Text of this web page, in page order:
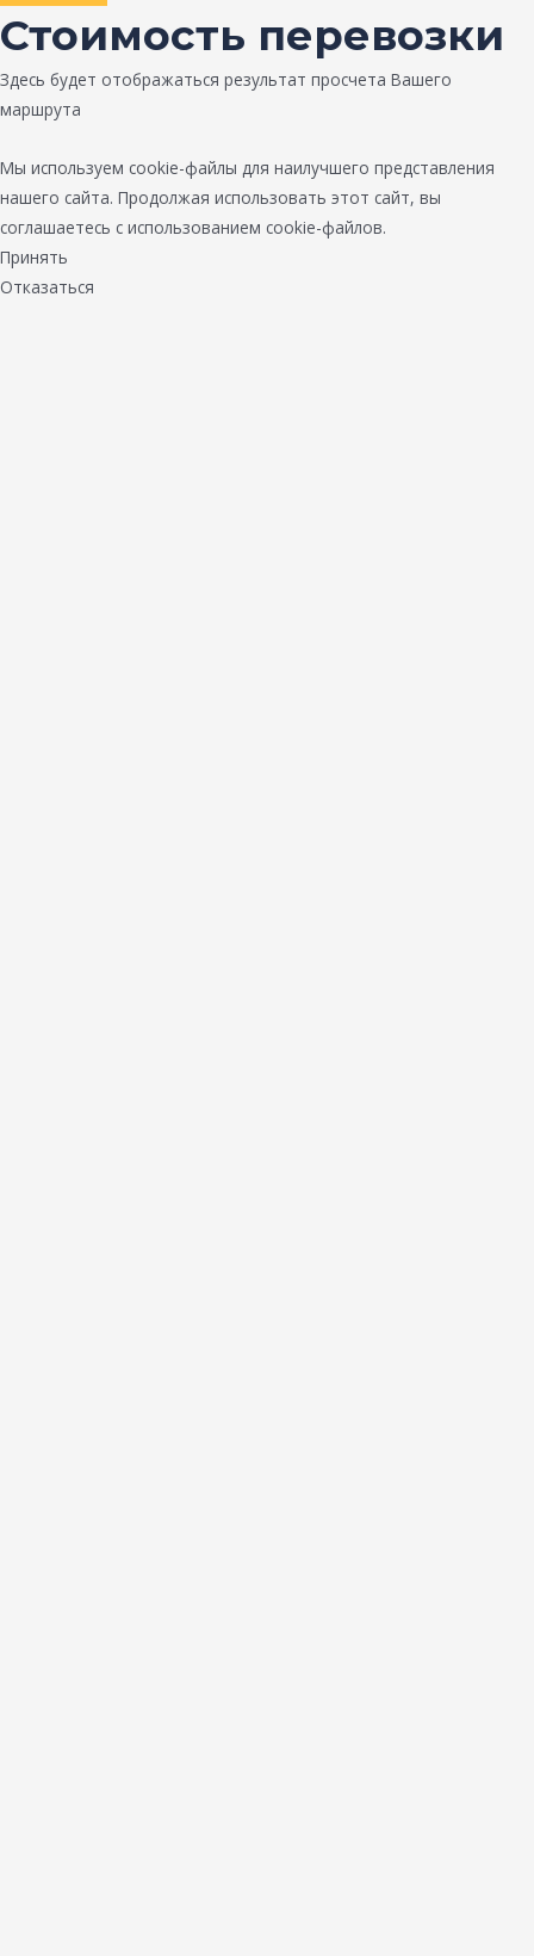
Стоимость перевозки
Здесь будет отображаться результат просчета Вашего
маршрута
Мы используем cookie-файлы для наилучшего представления
нашего сайта. Продолжая использовать этот сайт, вы
соглашаетесь с использованием cookie-файлов.
Принять
Отказаться